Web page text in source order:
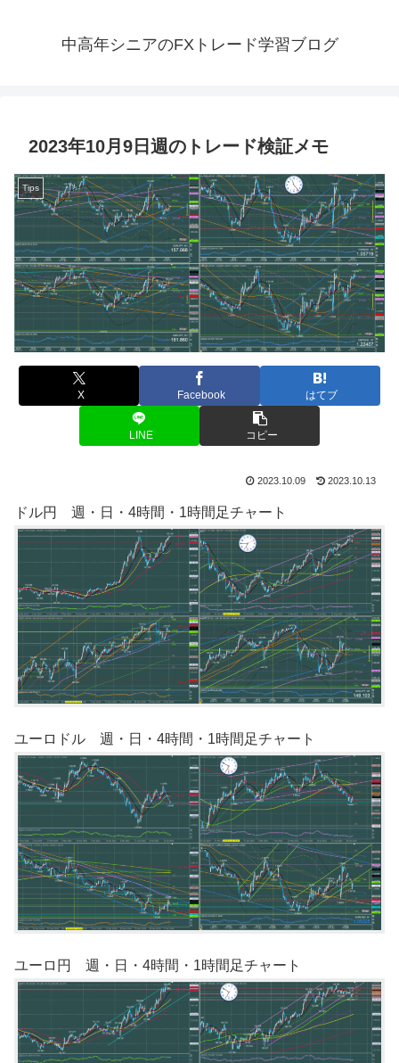
中高年シニアのFXトレード学習ブログ
2023年10月9日週のトレード検証メモ
Tips
X Facebook はてブ
LINE コピー
2023.10.09 2023.10.13
ドル円 週・日・4時間・1時間足チャート
ユーロドル 週・日・4時間・1時間足チャート
ユーロ円 週・日・4時間・1時間足チャート